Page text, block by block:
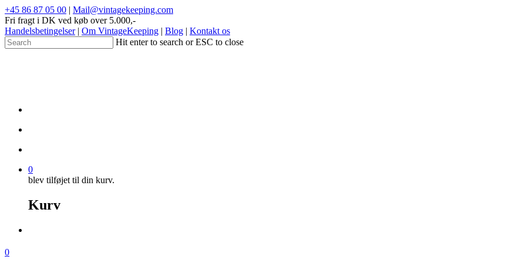
+45 86 87 05 00 | Mail@vintagekeeping.com
Fri fragt i DK ved køb over 5.000,-
Handelsbetingelser| Om VintageKeeping | Blog | Kontakt os
Hit enter to search or ESC to close
0
blev tilføjet til din kurv.
Kurv
0